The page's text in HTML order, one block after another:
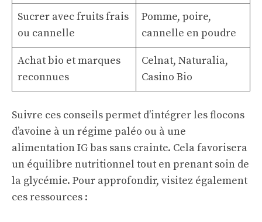
Sucrer avec fruits frais
ou cannelle
Pomme, poire,
cannelle en poudre
Achat bio et marques
reconnues
Celnat, Naturalia,
Casino Bio
Suivre ces conseils permet d’intégrer les flocons
d’avoine à un régime paléo ou à une
alimentation IG bas sans crainte. Cela favorisera
un équilibre nutritionnel tout en prenant soin de
la glycémie. Pour approfondir, visitez également
ces ressources :